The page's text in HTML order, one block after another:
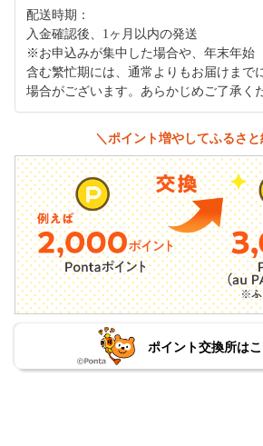
配送時期：
入金確認後、1ヶ月以内の発送
※お申込みが集中した場合や、年末年始
含む繁忙期には、通常よりもお届けまで
場合がございます。あらかじめご了承く
＼ポイント増やしてふるさ
ポイント交換所は